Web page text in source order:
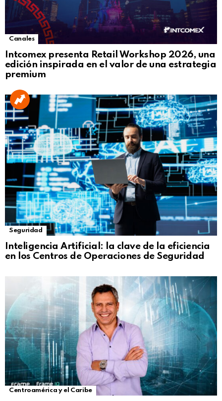
Canales
Intcomex presenta Retail Workshop 2026, una
edición inspirada en el valor de una estrategia
premium
Seguridad
Inteligencia Artificial: la clave de la eficiencia
en los Centros de Operaciones de Seguridad
Centroamérica y el Caribe